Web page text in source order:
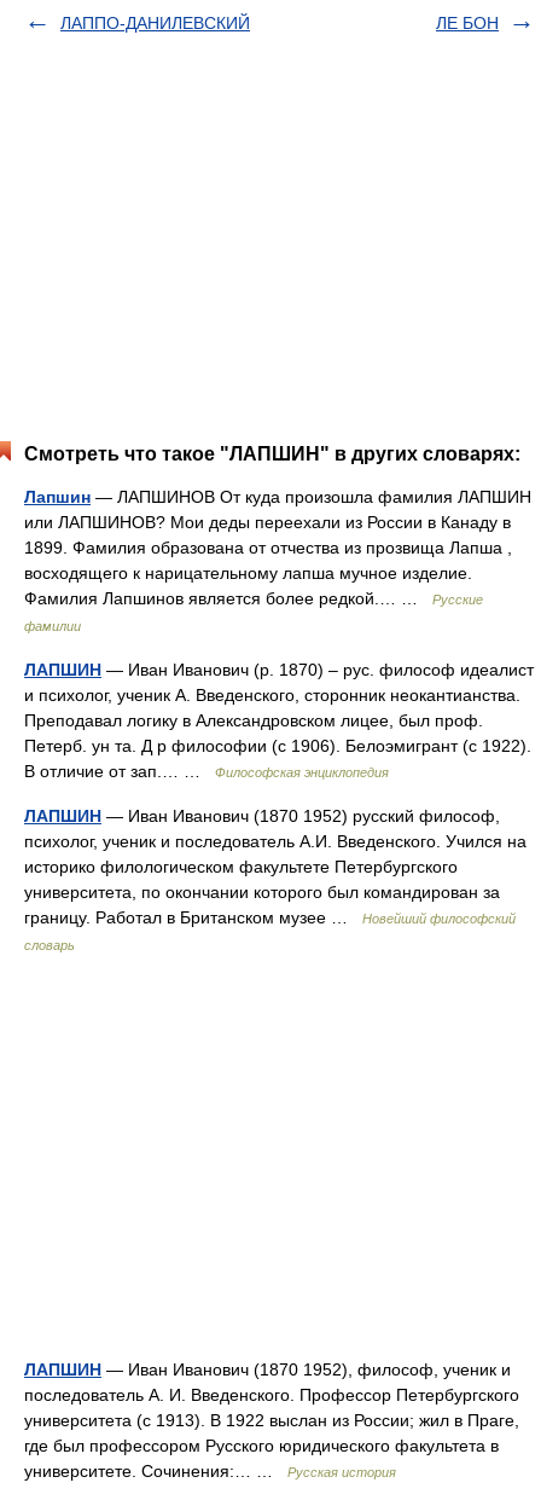
ЛАППО-ДАНИЛЕВСКИЙ
ЛЕ БОН
Смотреть что такое "ЛАПШИН" в других словарях:
Лапшин — ЛАПШИНОВ От куда произошла фамилия ЛАПШИН
или ЛАПШИНОВ? Мои деды переехали из России в Канаду в
1899. Фамилия образована от отчества из прозвища Лапша ,
восходящего к нарицательному лапша мучное изделие.
Фамилия Лапшинов является более редкой.… …
Русские
фамилии
ЛАПШИН — Иван Иванович (р. 1870) – рус. философ идеалист
и психолог, ученик А. Введенского, сторонник неокантианства.
Преподавал логику в Александровском лицее, был проф.
Петерб. ун та. Д р философии (с 1906). Белоэмигрант (с 1922).
В отличие от зап.… …
Философская энциклопедия
ЛАПШИН — Иван Иванович (1870 1952) русский философ,
психолог, ученик и последователь А.И. Введенского. Учился на
историко филологическом факультете Петербургского
университета, по окончании которого был командирован за
границу. Работал в Британском музее …
Новейший философский
словарь
ЛАПШИН — Иван Иванович (1870 1952), философ, ученик и
последователь А. И. Введенского. Профессор Петербургского
университета (с 1913). В 1922 выслан из России; жил в Праге,
где был профессором Русского юридического факультета в
университете. Сочинения:… …
Русская история